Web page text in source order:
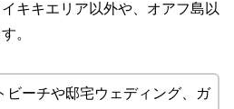
キキエリア以外や、オアフ島以
。
ビーチや邸宅ウェディング、ガ